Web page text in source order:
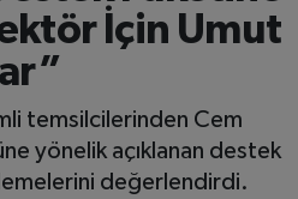
İçin Umut
temsilcilerinden Cem
yönelik açıklanan destek
değerlendirdi.